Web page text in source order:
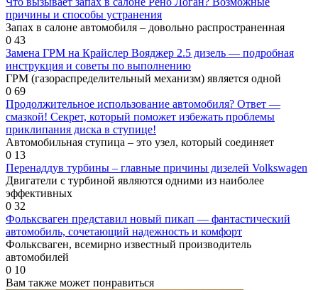
причины и способы устранения
Запах в салоне автомобиля – довольно распространенная
0 43
Замена ГРМ на Крайслер Вояджер 2.5 дизель — подробная
инструкция и советы по выполнению
ГРМ (газораспределительный механизм) является одной
0 69
Продолжительное использование автомобиля? Ответ —
смазкой! Секрет, который поможет избежать проблемы
приклипания диска в ступице!
Автомобильная ступица – это узел, который соединяет
0 13
Перенаддув турбины – главные причины дизелей Volkswagen
Двигатели с турбиной являются одними из наиболее
эффективных
0 32
Фольксваген представил новый пикап — фантастический
автомобиль, сочетающий надежность и комфорт
Фольксваген, всемирно известный производитель
автомобилей
0 10
Вам также может понравиться